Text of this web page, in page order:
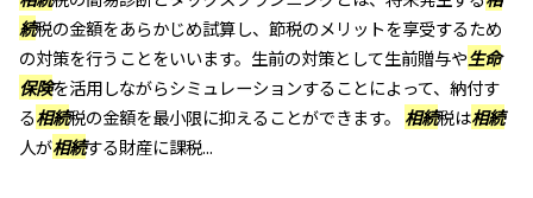
続税の金額をあらかじめ試算し、節税のメリットを享受するため
の対策を行うことをいいます。生前の対策として生前贈与や生命
保険を活用しながらシミュレーションすることによって、納付す
る相続税の金額を最小限に抑えることができます。 相続税は相続
人が相続する財産に課税...